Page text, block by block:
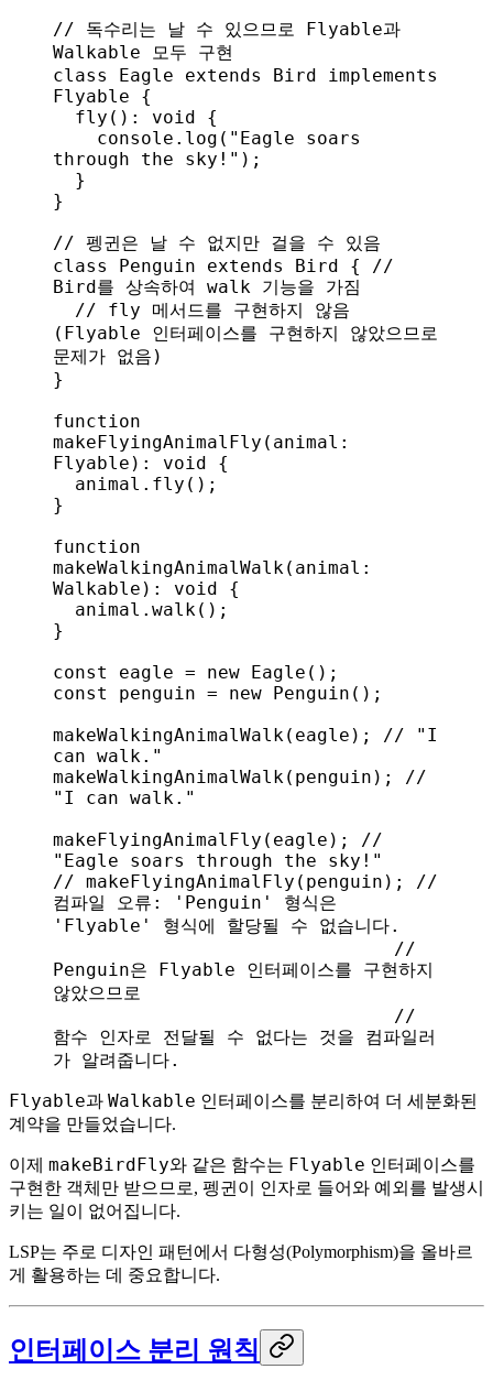
// 독수리는 날 수 있으므로 Flyable과
Walkable 모두 구현
class
Eagle extends Bird
implements
Flyable {
  fly
(): void
{
    console
. log ( "Eagle soars
through the sky!" );
  }
}
// 펭귄은 날 수 없지만 걸을 수 있음
class
Penguin extends Bird { //
Bird를 상속하여 walk 기능을 가짐
(Flyable 인터페이스를 구현하지 않았으므로
문제가 없음)
}
function
makeFlyingAnimalFly ( animal
Flyable ): void
{
  animal
. fly ();
}
function
makeWalkingAnimalWalk( animal
Walkable ): void
{
  animal
. walk();
}
const
eagle = new Eagle ();
const
penguin = new Penguin ();
makeWalkingAnimalWalk( eagle ); // "I
can walk."
makeWalkingAnimalWalk( penguin ); //
"I can walk."
makeFlyingAnimalFly ( eagle ); //
"Eagle soars through the sky!"
// makeFlyingAnimalFly(penguin);
//
컴파일 오류: 'Penguin' 형식은
'Flyable' 형식에 할당될 수 없습니다.
Penguin은 Flyable 인터페이스를 구현하지
않았으므로
함수 인자로 전달될 수 없다는 것을 컴파일러
가 알려줍니다.
Flyable과 Walkable 인터페이스를 분리하여 더 세분화된
계약을 만들었습니다.
이제 makeBirdFly와 같은 함수는 Flyable 인터페이스를
구현한 객체만 받으므로, 펭귄이 인자로 들어와 예외를 발생시
키는 일이 없어집니다.
LSP는 주로 디자인 패턴에서 다형성(Polymorphism)을 올바르
게 활용하는 데 중요합니다.
인터페이스 분리 원칙